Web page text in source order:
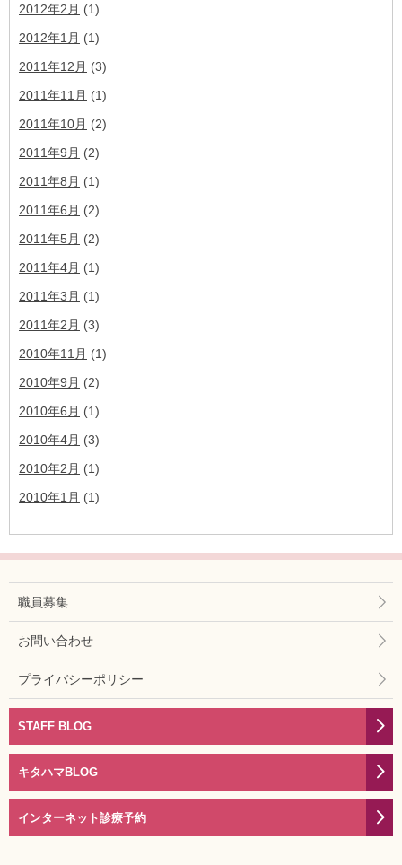
2012年2月 (1)
2012年1月 (1)
2011年12月 (3)
2011年11月 (1)
2011年10月 (2)
2011年9月 (2)
2011年8月 (1)
2011年6月 (2)
2011年5月 (2)
2011年4月 (1)
2011年3月 (1)
2011年2月 (3)
2010年11月 (1)
2010年9月 (2)
2010年6月 (1)
2010年4月 (3)
2010年2月 (1)
2010年1月 (1)
職員募集
お問い合わせ
プライバシーポリシー
STAFF BLOG
キタハマBLOG
インターネット診療予約